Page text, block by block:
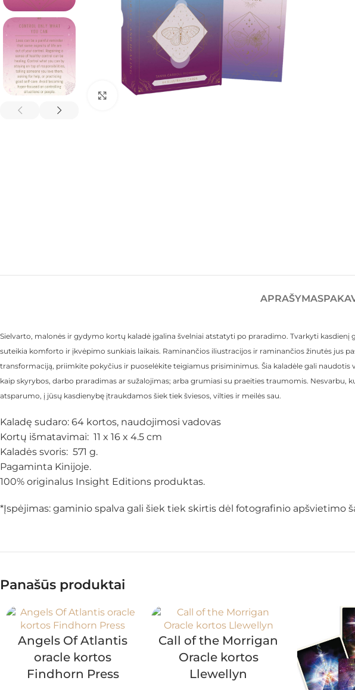
Spustelėkite, kad padidintumėte
APRAŠYMAS
Sielvarto, malonės ir gydymo kortų kaladė įgalina švelniai atstatyti po praradimo. Tvarkyti
suteikia komforto ir įkvėpimo sunkiais laikais. Raminančios iliustracijos ir raminančios žinutės jus
transformaciją, priimkite pokyčius ir puoselėkite teigiamus prisiminimus. Šia kaladėle gali
kaip skyrybos, darbo praradimas ar sužalojimas; arba grumiasi su praeities traumomis.
atsparumo, į jūsų kasdienybę įtraukdamos šiek tiek šviesos, vilties ir meilės sau.
Kaladę sudaro: 64 kortos, naudojimosi vadovas
Kortų išmatavimai: 11 x 16 x 4.5 cm
Kaladės svoris: 571 g.
Pagaminta Kinijoje.
100% originalus Insight Editions produktas.
*Įspėjimas: gaminio spalva gali šiek tiek skirtis dėl fotografinio apšvietimo
Panašūs produktai
Angels Of Atlantis
oracle kortos
Findhorn Press
Call of the Morrigan
Oracle kortos
Llewellyn